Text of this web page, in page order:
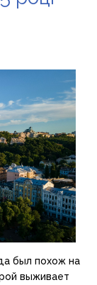
был похож на
выживает